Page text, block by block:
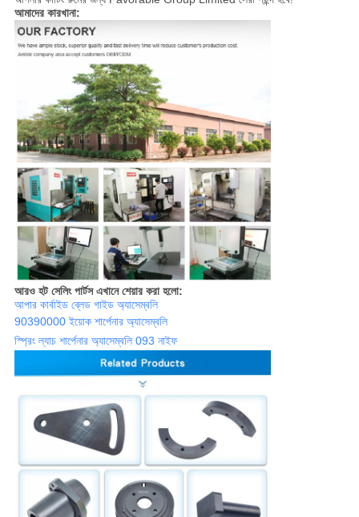
আমাদের কারখানা:
আরও হট সেলিং পার্টস এখানে শেয়ার করা হলো:
আপার কার্বাইড ব্লেড গাইড অ্যাসেম্বলি
90390000 ইয়োক শার্পেনার অ্যাসেম্বলি
স্প্রিং ল্যাচ শার্পেনার অ্যাসেম্বলি 093 নাইফ